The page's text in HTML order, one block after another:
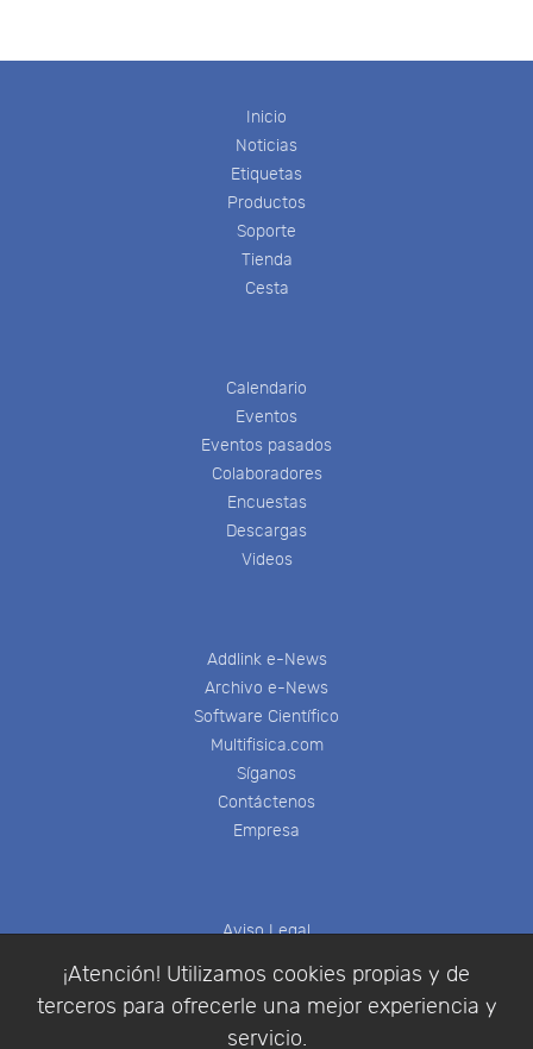
¡Atención! Utilizamos cookies propias y de
terceros para ofrecerle una mejor experiencia y
servicio.
Inicio
Noticias
Etiquetas
Productos
Soporte
Tienda
Cesta
Calendario
Eventos
Eventos pasados
Colaboradores
Encuestas
Descargas
Videos
Addlink e-News
Archivo e-News
Software Científico
Multifisica.com
Síganos
Contáctenos
Empresa
Aviso Legal
Política de Privacidad
Condiciones de compra